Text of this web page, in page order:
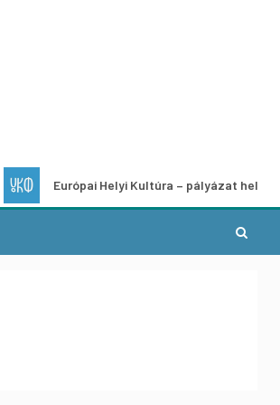
Európai Helyi Kultúra – pályázat helyi kulturális